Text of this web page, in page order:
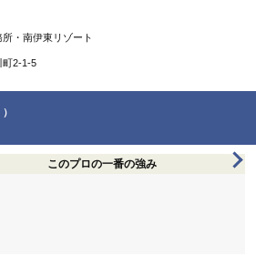
・南伊東リゾート
町2-1-5
このプロの一番の強み